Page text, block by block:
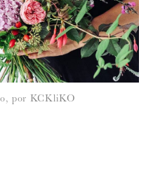
por KCKliKO